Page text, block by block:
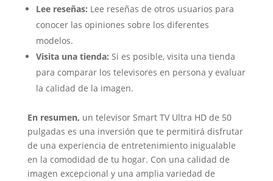
Lee reseñas: Lee reseñas de otros usuarios para
conocer las opiniones sobre los diferentes
modelos.
Visita una tienda: Si es posible, visita una tienda
para comparar los televisores en persona y evaluar
la calidad de la imagen.
En resumen, un televisor Smart TV Ultra HD de 50
pulgadas es una inversión que te permitirá disfrutar
de una experiencia de entretenimiento inigualable
en la comodidad de tu hogar. Con una calidad de
imagen excepcional y una amplia variedad de